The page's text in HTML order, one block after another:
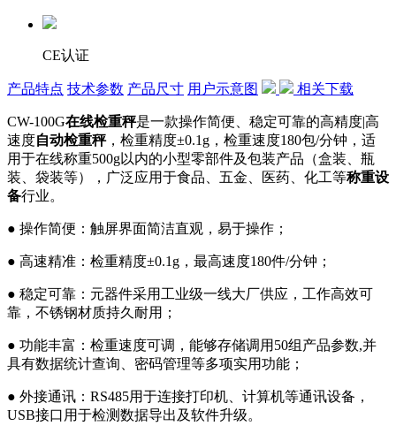
CE认证
产品特点 技术参数 产品尺寸 用户示意图 相关下载
CW-100G在线检重秤是一款操作简便、稳定可靠的高精度|高
速度自动检重秤，检重精度±0.1g，检重速度180包/分钟，适
用于在线称重500g以内的小型零部件及包装产品（盒装、瓶
装、袋装等），广泛应用于食品、五金、医药、化工等称重设
备行业。
● 操作简便：触屏界面简洁直观，易于操作；
● 高速精准：检重精度±0.1g，最高速度180件/分钟；
● 稳定可靠：元器件采用工业级一线大厂供应，工作高效可
靠，不锈钢材质持久耐用；
● 功能丰富：检重速度可调，能够存储调用50组产品参数,并
具有数据统计查询、密码管理等多项实用功能；
● 外接通讯：RS485用于连接打印机、计算机等通讯设备，
USB接口用于检测数据导出及软件升级。